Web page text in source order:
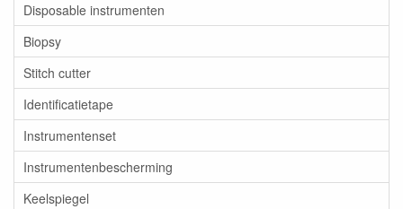
Disposable instrumenten
Biopsy
Stitch cutter
Identificatietape
Instrumentenset
Instrumentenbescherming
Keelspiegel